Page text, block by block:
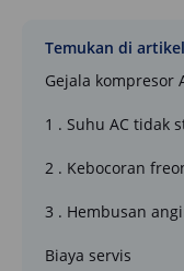
Temukan di
Gejala kompresor
1 . Suhu AC tidak
2 . Kebocoran
3 . Hembusan
Biaya servis